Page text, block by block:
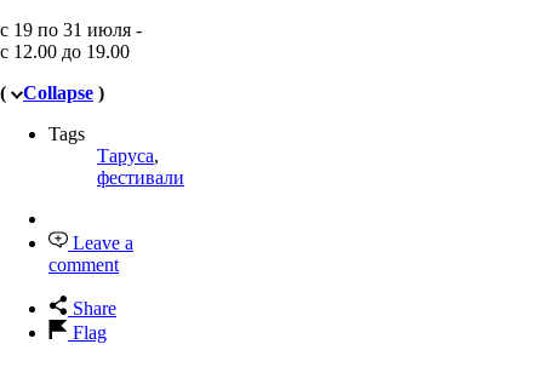
с 19 по 31 июля -
с 12.00 до 19.00
(
Collapse )
Tags
Таруса,
фестивали
Leave a
comment
Share
Flag